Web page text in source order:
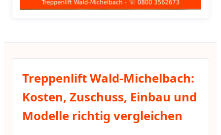
Treppenlift Wald-Michelbach:
Kosten, Zuschuss, Einbau und
Modelle richtig vergleichen